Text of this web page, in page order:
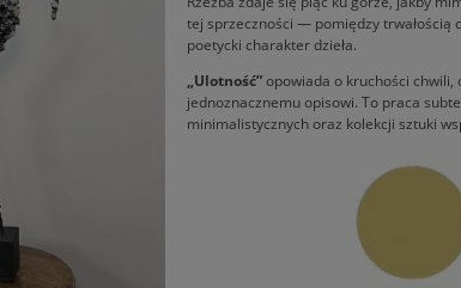
tej sprzeczności — pomiędzy
poetycki charakter dzieła.
„Ulotność”opowiada o kruchości chwili,
jednoznacznemu opisowi. To praca
minimalistycznych oraz kolekcji sztuki